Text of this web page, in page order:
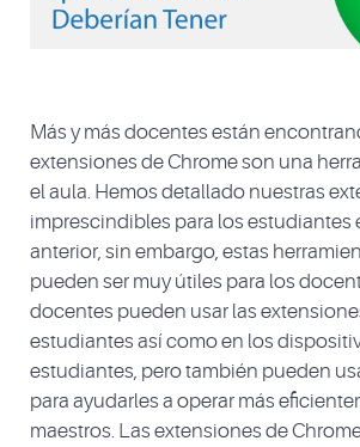
Más y más docentes están
extensiones de Chrome son una
el aula. Hemos detallado nuestras
imprescindibles para los estudiantes
anterior, sin embargo, estas
pueden ser muy útiles para los
docentes pueden usar las
estudiantes así como en los
estudiantes, pero también pueden
para ayudarles a operar más
maestros. Las extensiones de